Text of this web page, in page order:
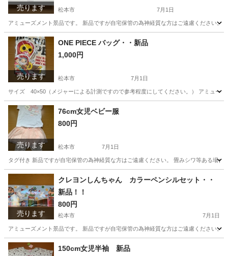
売ります 松本市 7月1日
アミューズメント景品です。 新品ですが自宅保管の為神経質な方はご遠慮ください
長野 松本市 個人
売ります
ONE PIECE バッグ・・新品
1,000円
松本市 7月1日
サイズ 40×50（メジャーによる計測ですので参考程度にしてください。） アミュー
長野 松本市 生活雑貨 ONE PIECE
売ります
76cm女児ベビー服
800円
松本市 7月1日
タグ付き 新品ですが自宅保管の為神経質な方はご遠慮ください。 畳みシワ等ある場
長野 松本市 服/ファッション 女児
売ります
クレヨンしんちゃん カラーペンシルセット・・
新品！！
800円
松本市 7月1日
アミューズメント景品です。 新品ですが自宅保管の為神経質な方はご遠慮ください
長野 松本市 クレヨンしんちゃん
150cm女児半袖 新品